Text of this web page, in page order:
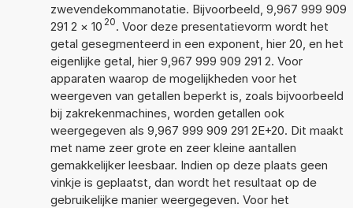
zwevendekommanotatie. Bijvoorbeeld, 9,967 999 909
291 2 × 10 20. Voor deze presentatievorm wordt het
getal gesegmenteerd in een exponent, hier 20, en het
eigenlijke getal, hier 9,967 999 909 291 2. Voor
apparaten waarop de mogelijkheden voor het
weergeven van getallen beperkt is, zoals bijvoorbeeld
bij zakrekenmachines, worden getallen ook
weergegeven als 9,967 999 909 291 2E+20. Dit maakt
met name zeer grote en zeer kleine aantallen
gemakkelijker leesbaar. Indien op deze plaats geen
vinkje is geplaatst, dan wordt het resultaat op de
gebruikelijke manier weergegeven. Voor het